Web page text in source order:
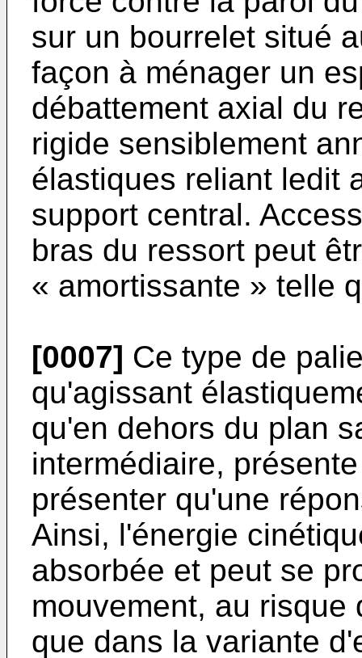
sur un bourrelet situé
façon à ménager un
débattement axial du
rigide sensiblement
élastiques reliant ledit
support central.
bras du ressort peut
« amortissante » telle
[0007] Ce type de
qu'agissant
qu'en dehors du plan
intermédiaire,
présenter qu'une
Ainsi, l'énergie
absorbée et peut se
mouvement, au risque
que dans la variante